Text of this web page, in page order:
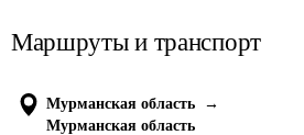
Маршруты и транспорт
Мурманская область
→
Мурманская область